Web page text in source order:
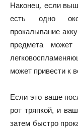
Наконец, если
есть одно
прокалывание
предмета может
может привести к
Если это ваше
рот тряпкой, и
затем быстро